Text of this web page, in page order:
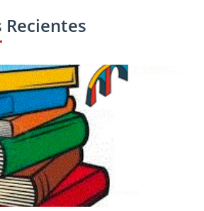
Recientes